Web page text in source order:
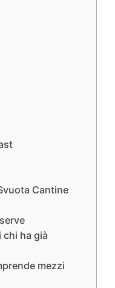
Cantine
chi ha già
mezzi